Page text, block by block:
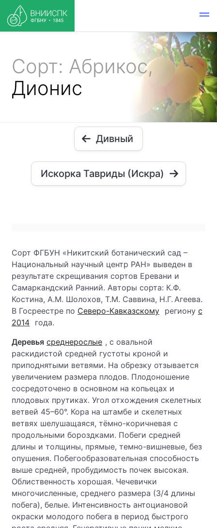
Сорт: Абрикос,
Дионис
Дивный
Искорка Тавриды (Искра)
Сорт ФГБУН «Никитский ботанический сад –
Национальный научный центр РАН» выведен в
результате скрещивания сортов Еревани и
Самаркандский Ранний. Авторы сорта: К.Ф.
Костина, А.М. Шолохов, Т.М. Саввина, Н.Г. Агеева.
В Госреестре по Северо-Кавказскому региону с
2014 года.
Деревья среднерослые , с овальной
раскидистой средней густоты кроной и
приподнятыми ветвями. На обрезку отзывается
увеличением размера плодов. Плодоношение
сосредоточено в основном на копьецах и
плодовых прутиках. Угол отхождения скелетных
ветвей 45–60°. Кора на штамбе и скелетных
ветвях шелушащаяся, тёмно-коричневая с
продольными бороздками. Побеги средней
длины и толщины, прямые, темно-вишневые, без
опушения. Побегообразовательная способность
выше средней, пробудимость почек высокая.
Облиственность хорошая. Чечевички
многочисленные, среднего размера (3/4 длины
побега), белые. Интенсивность антоциановой
окраски молодого побега в период быстрого